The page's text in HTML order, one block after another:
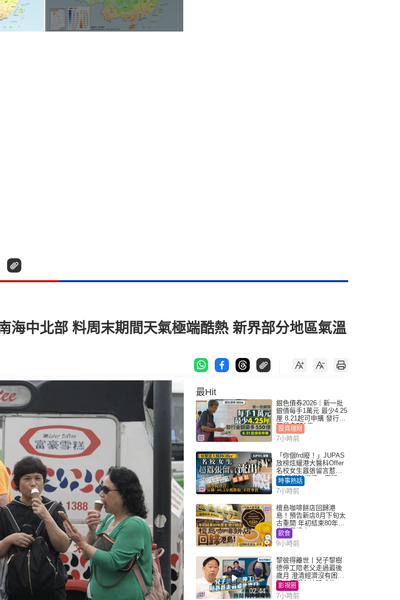
海中北部 料周末期間天氣極端酷熱 新界部分地區氣溫
最Hit
銀色債券2026｜新一批
銀債每手1萬元 最少4.25
厘 8.21起可申購 發行金
額最多550億
投資理財
7小時前
「你個frd廢！」JUPAS
放榜炫耀港大醫科Offer
名校女生囂張留言惹眾
怒 醫學院澄清：宣稱
「40.5分獲錄取」不符事
實｜Juicy叮
時事熱話
7小時前
檀島咖啡餅店回歸港
島！預告新店8月下旬太
古重開 年初結束80年歷
史灣仔總店
飲食
9小時前
02:44
黎彼得離世丨兒子黎樹
德停工陪老父走過最後
歲月 澄清經濟沒有困
難：傳聞有誇張成份
影視圈
7小時前